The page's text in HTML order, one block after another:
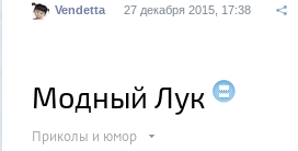
Vendetta 27 декабря 2015, 17:38
Модный Лук
Приколы и юмор